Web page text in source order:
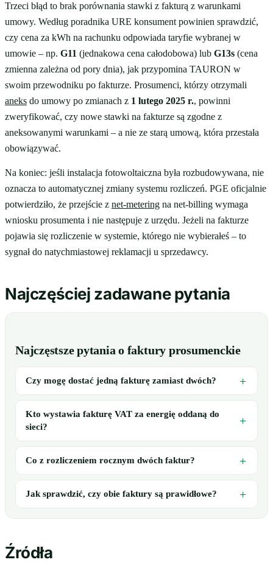
Trzeci błąd to brak porównania stawki z fakturą z warunkami
umowy. Według poradnika URE konsument powinien sprawdzić,
czy cena za kWh na rachunku odpowiada taryfie wybranej w
umowie – np. G11 (jednakowa cena całodobowa) lub G13s (cena
zmienna zależna od pory dnia), jak przypomina TAURON w
swoim przewodniku po fakturze. Prosumenci, którzy otrzymali
aneks do umowy po zmianach z 1 lutego 2025 r., powinni
zweryfikować, czy nowe stawki na fakturze są zgodne z
aneksowanymi warunkami – a nie ze starą umową, która przestała
obowiązywać.
Na koniec: jeśli instalacja fotowoltaiczna była rozbudowywana, nie
oznacza to automatycznej zmiany systemu rozliczeń. PGE oficjalnie
potwierdziło, że przejście z net-metering na net-billing wymaga
wniosku prosumenta i nie następuje z urzędu. Jeżeli na fakturze
pojawia się rozliczenie w systemie, którego nie wybierałeś – to
sygnał do natychmiastowej reklamacji u sprzedawcy.
Najczęściej zadawane pytania
Najczęstsze pytania o faktury prosumenckie
Czy mogę dostać jedną fakturę zamiast dwóch?
Kto wystawia fakturę VAT za energię oddaną do
sieci?
Co z rozliczeniem rocznym dwóch faktur?
Jak sprawdzić, czy obie faktury są prawidłowe?
Źródła